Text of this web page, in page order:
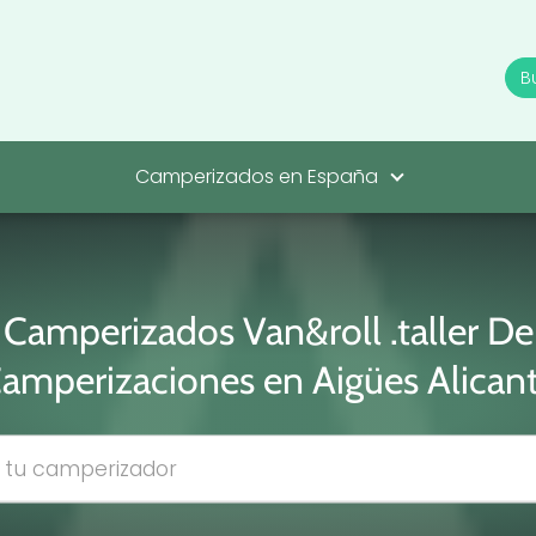
Camperizados en España
Camperizados Van&roll .taller De
en Aigües